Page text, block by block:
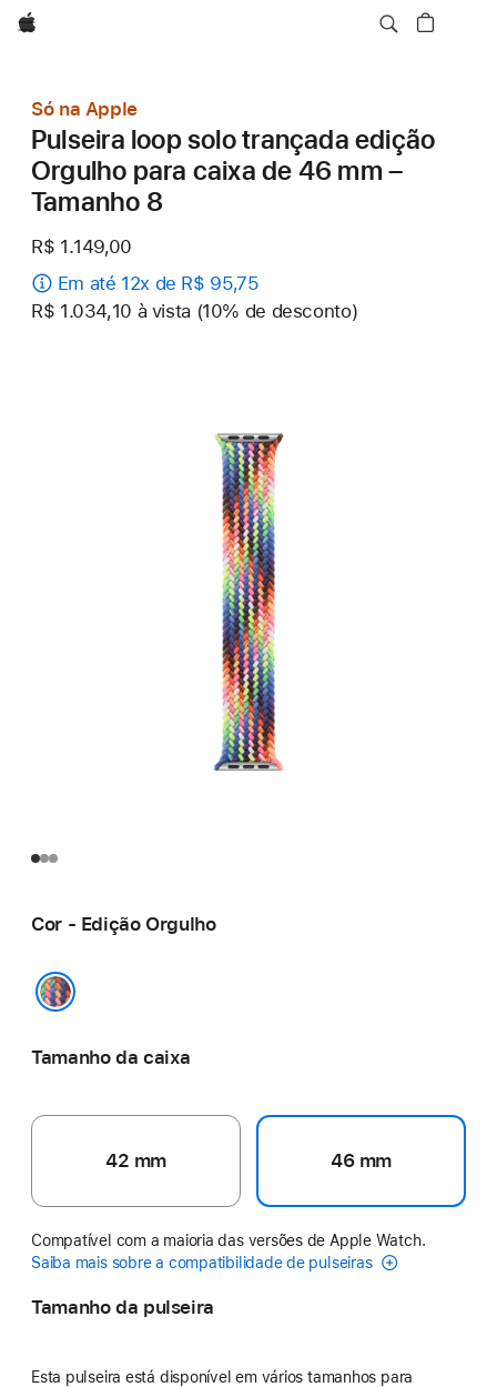
Apple
Só na Apple
Pulseira loop solo trançada edição
Orgulho para caixa de 46 mm –
Tamanho 8
R$ 1.149,00
Em até 12x de R$ 95,75
R$ 1.034,10 à vista (10% de desconto)
Cor - Edição Orgulho
Tamanho da caixa
42 mm 46 mm
Compatível com a maioria das versões de Apple Watch.
Saiba mais sobre a compatibilidade de pulseiras
Tamanho da pulseira
Esta pulseira está disponível em vários tamanhos para